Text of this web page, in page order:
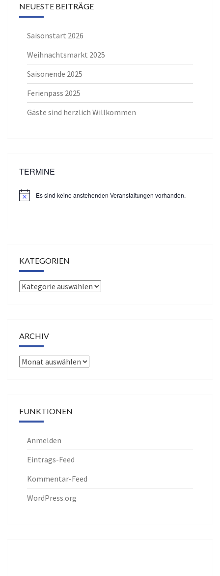
NEUESTE BEITRÄGE
Saisonstart 2026
Weihnachtsmarkt 2025
Saisonende 2025
Ferienpass 2025
Gäste sind herzlich Willkommen
TERMINE
H
Es sind keine anstehenden Veranstaltungen vorhanden.
KATEGORIEN
Kategorien
ARCHIV
Archiv
FUNKTIONEN
Anmelden
Eintrags-Feed
Kommentar-Feed
WordPress.org